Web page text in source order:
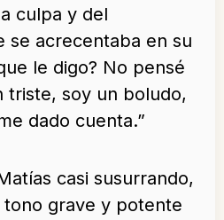
culpa y del
se acrecentaba en su
le digo? No pensé
triste, soy un boludo,
dado cuenta.”
casi susurrando,
grave y potente